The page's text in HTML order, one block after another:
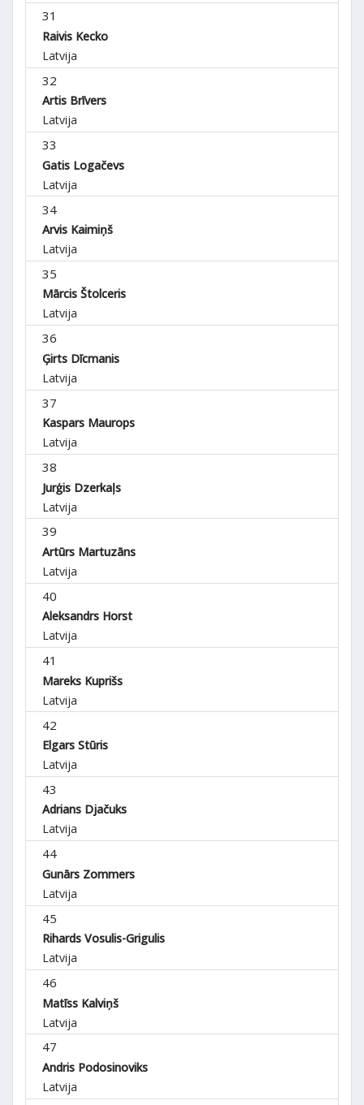
31
Raivis Kecko
Latvija
32
Artis Brīvers
Latvija
33
Gatis Logačevs
Latvija
34
Arvis Kaimiņš
Latvija
35
Mārcis Štolceris
Latvija
36
Ģirts Dīcmanis
Latvija
37
Kaspars Maurops
Latvija
38
Jurģis Dzerkaļs
Latvija
39
Artūrs Martuzāns
Latvija
40
Aleksandrs Horst
Latvija
41
Mareks Kuprišs
Latvija
42
Elgars Stūris
Latvija
43
Adrians Djačuks
Latvija
44
Gunārs Zommers
Latvija
45
Rihards Vosulis-Grigulis
Latvija
46
Matīss Kalviņš
Latvija
47
Andris Podosinoviks
Latvija